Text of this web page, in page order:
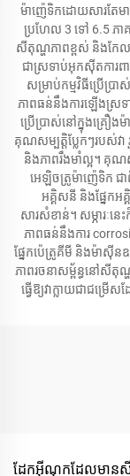
ម៉ាញ៉េទិកដោយសារតែម
ប្រហែល 3 ទៅ 6.5 ភា
សីតុណ្ហភាពខ្ពស់ និងកែល
ជាស្រទាប់អុកស៊ីតការពា
សម្រាប់កម្មវិធីប្រើប្រ
ភាពធន់នឹងការឡើងស្រទ
ប្រើប្រាស់នៅក្នុងគ្រឿងម៉
គុណសម្បត្តិប្លែកៗរបស់វា
និងភាពរឹងមាំល្អ។ គុណស
អេឡិចត្រូម៉ាញ៉េទិក ជ
អគ្គិសនី និងផ្នែក
សារសំខាន់។ សម្ភារៈនេ
ភាពធន់នឹងការ
ផ្នែកប៉េត្រូគីមី និងម៉ាស៊ីនឧ
ភាពរចនាសម្ព័ន្ធនៅសីតុ
ធ្វើឱ្យវាក្លាយជាជម្រ
ដែកអ៊ីណុកដែលមានសី